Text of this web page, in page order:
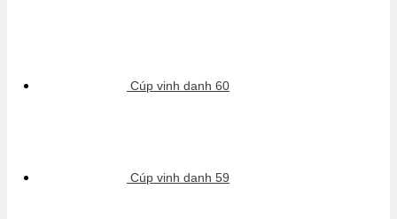
Cúp vinh danh 60
Cúp vinh danh 59